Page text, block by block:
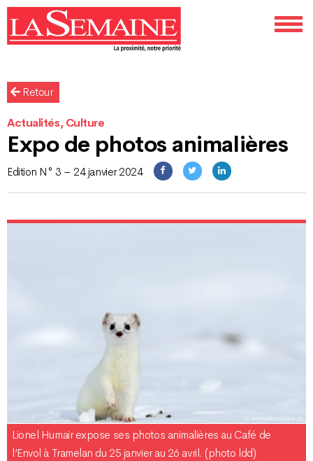
Retour
Actualités, Culture
Expo de photos animalières
Edition N° 3 – 24 janvier 2024
Lionel Humair expose ses photos animalières au Café de
l’Envol à Tramelan du 25 janvier au 26 avril. (photo ldd)